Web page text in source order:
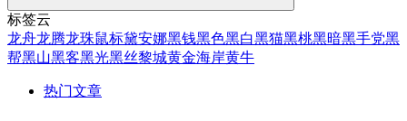
标签云
龙舟龙腾龙珠鼠标黛安娜黑钱黑色黑白黑猫黑桃黑暗黑手党黑
帮黑山黑客黑光黑丝黎城黄金海岸黄牛
热门文章